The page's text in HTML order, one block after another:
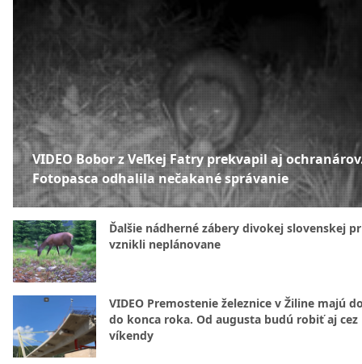
VIDEO Bobor z Veľkej Fatry prekvapil aj
Fotopasca odhalila nečakané správanie
Ďalšie nádherné zábery divokej slovenskej
vznikli neplánovane
VIDEO Premostenie železnice v Žiline majú
do konca roka. Od augusta budú robiť aj cez
víkendy